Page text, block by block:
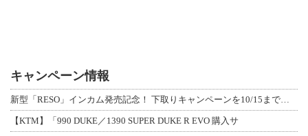
キャンペーン情報
新型「RESO」インカム発売記念！ 下取りキャンペーンを10/15まで延長して開
【KTM】「990 DUKE／1390 SUPER DUKE R EVO 購入サ